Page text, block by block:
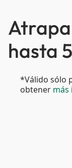
hasta
*Válido sólo
obtener